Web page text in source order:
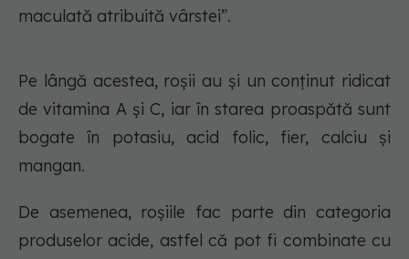
maculată atribuită vârstei”.
Pe lângă acestea, roșii au și un conținut ridicat
de vitamina A și C, iar în starea proaspătă sunt
bogate în potasiu, acid folic, fier, calciu și
mangan.
De asemenea, roșiile fac parte din categoria
produselor acide, astfel că pot fi combinate cu